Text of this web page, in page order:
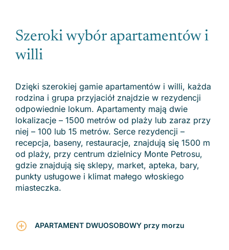
Szeroki wybór apartamentów i
willi
Dzięki szerokiej gamie apartamentów i willi, każda
rodzina i grupa przyjaciół znajdzie w rezydencji
odpowiednie lokum. Apartamenty mają dwie
lokalizacje – 1500 metrów od plaży lub zaraz przy
niej – 100 lub 15 metrów. Serce rezydencji –
recepcja, baseny, restauracje, znajdują się 1500 m
od plaży, przy centrum dzielnicy Monte Petrosu,
gdzie znajdują się sklepy, market, apteka, bary,
punkty usługowe i klimat małego włoskiego
miasteczka.
APARTAMENT DWUOSOBOWY przy morzu